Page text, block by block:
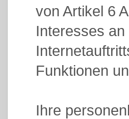
von Artikel 6
Interesses
Funktionen
Ihre